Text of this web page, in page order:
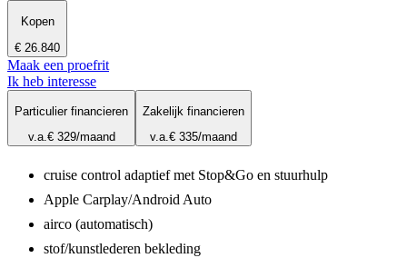
Kopen
€ 26.840
Maak een proefrit
Ik heb interesse
Particulier financieren
v.a.€ 329/maand
Zakelijk financieren
v.a.€ 335/maand
cruise control adaptief met Stop&Go en stuurhulp
Apple Carplay/Android Auto
airco (automatisch)
stof/kunstlederen bekleding